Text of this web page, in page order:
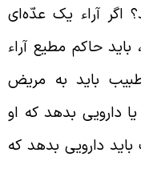
آراء یک عدّه‌ای
حاکم مطیع آراء
باید به مریض
بدهد که او
دارویی بدهد که